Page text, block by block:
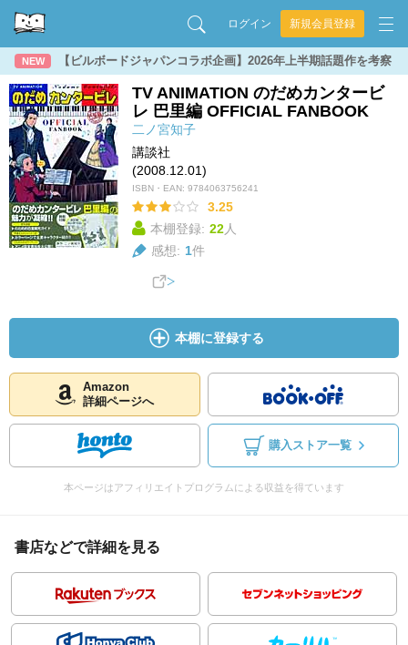
ログイン 新規会員登録
NEW 【ビルボードジャパンコラボ企画】2026年上半期話題作を考察
TV ANIMATION のだめカンタービ
レ 巴里編 OFFICIAL FANBOOK
二ノ宮知子
講談社
(2008.12.01)
ISBN・EAN: 9784063756241
3.25
本棚登録: 22人
感想: 1件
本棚に登録する
Amazon
詳細ページへ
購入ストア一覧
本ページはアフィリエイトプログラムによる収益を得ています
書店などで詳細を見る